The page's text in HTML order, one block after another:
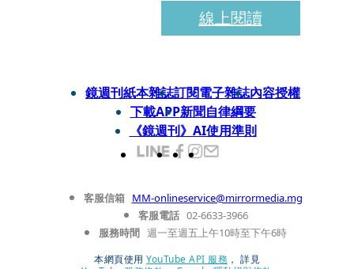
線上閱讀
鏡週刊紙本雜誌訂閱電子雜誌內容授權
下載APP新聞自律綱要
《鏡週刊》AI使用準則
客服信箱 MM-onlineservice@mirrormedia.mg
客服電話 02-6633-3966
服務時間 週一至週五上午10時至下午6時
本網頁使用 YouTube API 服務 ， 詳見